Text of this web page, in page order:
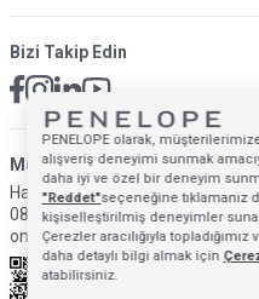
Bizi Takip Edin
Müsteri Hizmetleri İletişim
Hafta İçi: 09:00 - 18:00
0850 640 1993
PENELOPE olarak,
alışveriş deneyimi sunmak
daha iyi ve özel bir deneyim
"Reddet"seçeneğine tıklamanız
kişiselleştirilmiş deneyimler
Çerezler aracılığıyla
daha detaylı bilgi almak için
atabilirsiniz.